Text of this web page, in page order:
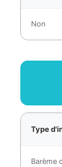
Non
Type
Barème